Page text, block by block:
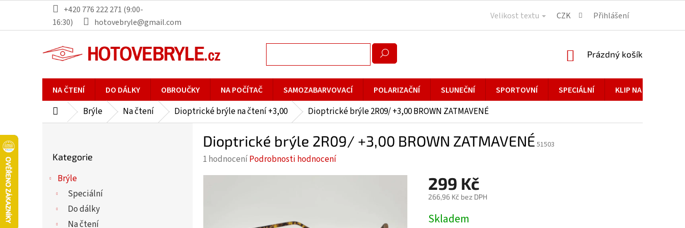
obsah
+420 776 222 271 (9:00-
16:30)
hotovebryle@gmail.com
Velikost textu CZK Přihlášení
NÁKUPNÍ
Prázdný košík
NA ČTENÍ DO DÁLKY OBROUČKY NA POČÍTAČ SAMOZABARVOVACÍ POLARIZAČNÍ SLUNEČNÍ SPORTOVNÍ SPECIÁLNÍ KLIP NA BRÝLE
DomůBrýle Na čtení Dioptrické brýle na čtení +3,00 Dioptrické brýle 2R09/ +3,00 BROWN ZATMAVENÉ
kategorie
Kategorie
Brýle
Speciální
Do dálky
Na čtení
Dioptrické brýle 2R09/ +3,00 BROWN ZATMAVENÉ 51503
Průměrné
1 hodnoceníPodrobnosti hodnocení
299 Kč
266,96 Kč bez DPH
Měrná
cena:
Skladem